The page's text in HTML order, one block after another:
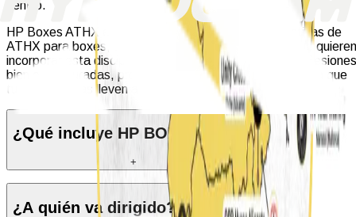
centro.
HP Boxes ATHX es la programación de clases colectivas de
ATHX para boxes, centros funcionales y gimnasios que quieren
incorporar esta disciplina en auge sin complicaciones. Sesiones
bien estructuradas, progresivas y motivantes, listas para que
tus coaches las lleven a la clase cada día.
¿Qué incluye HP BOXES ATHX?
+
¿A quién va dirigido?